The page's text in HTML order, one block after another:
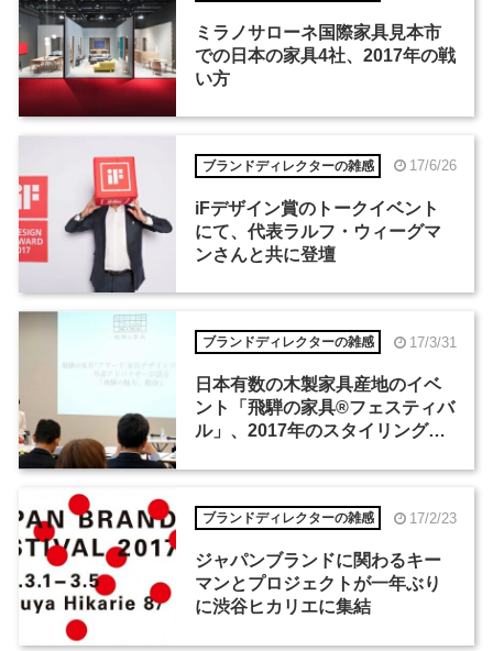
ミラノサローネ国際家具見本市
での日本の家具4社、2017年の戦
い方
ブランドディレクターの雑感 17/6/26
iFデザイン賞のトークイベント
にて、代表ラルフ・ウィーグマ
ンさんと共に登壇
ブランドディレクターの雑感 17/3/31
日本有数の木製家具産地のイベ
ント「飛騨の家具®フェスティバ
ル」、2017年のスタイリングテ
ブランドディレクターの雑感 17/2/23
ジャパンブランドに関わるキー
マンとプロジェクトが一年ぶり
に渋谷ヒカリエに集結